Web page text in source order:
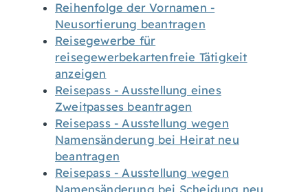
Reihenfolge der Vornamen -
Neusortierung beantragen
Reisegewerbe für
reisegewerbekartenfreie Tätigkeit
anzeigen
Reisepass - Ausstellung eines
Zweitpasses beantragen
Reisepass - Ausstellung wegen
Namensänderung bei Heirat neu
beantragen
Reisepass - Ausstellung wegen